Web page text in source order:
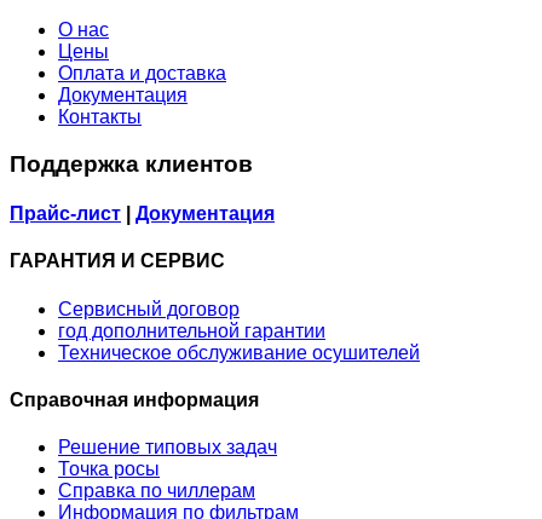
О нас
Цены
Оплата и доставка
Документация
Контакты
Поддержка клиентов
Прайс-лист Документация
ГАРАНТИЯ И СЕРВИС
Сервисный договор
год дополнительной гарантии
Техническое обслуживание осушителей
Справочная информация
Решение типовых задач
Точка росы
Справка по чиллерам
Информация по фильтрам